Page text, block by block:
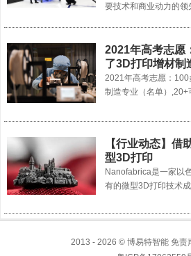
要技术和商业动力的
2021年高考志愿
了3D打印增材制
2021年高考志愿：
制造专业（名单）
【行业动态】借
型3D打印
Nanofabrica是一家以
有的微型3D打印技术
2013 - 2026 © 博易特智能 免责